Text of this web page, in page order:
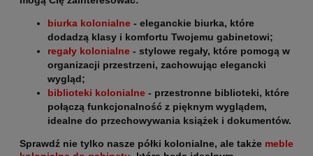
biurka kolonialne - eleganckie biurka, które
dodadzą klasy i komfortu Twojemu gabinetowi;
regały kolonialne - stylowe regały, które pomogą w
organizacji przestrzeni, zachowując elegancki
wygląd;
biblioteki kolonialne - przestronne biblioteki, które
połączą funkcjonalność z pięknym wyglądem,
idealne do przechowywania książek i dokumentów.
Sprawdź nie tylko nasze półki kolonialne, ale także meble